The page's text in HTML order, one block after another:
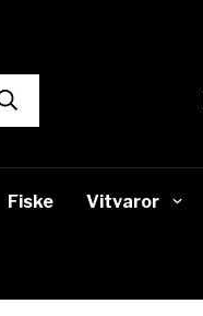
Fiske Vitvaror